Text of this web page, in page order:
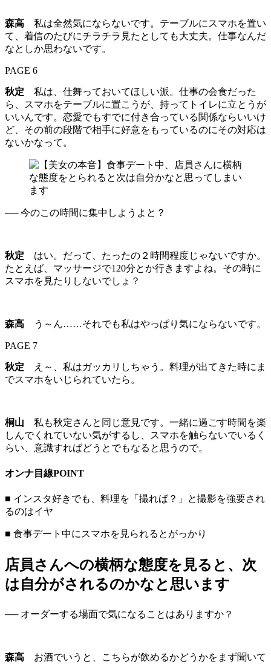
森高 私は全然気にならないです。テーブルにスマホを置い
て、着信のたびにチラチラ見たとしても大丈夫。仕事なんだ
なとしか思わないです。
PAGE 6
秋定 私は、仕舞っておいてほしい派。仕事の会食だった
ら、スマホをテーブルに置こうが、持ってトイレに立とうが
いいんです。恋愛でもすでに付き合っている関係ならいいけ
ど、その前の段階で相手に好意をもっているのにその対応は
ないかなって。
── 今のこの時間に集中しようよと？
秋定 はい。だって、たったの２時間程度じゃないですか。
たとえば、マッサージで120分とか行きますよね。その時に
スマホを見たりしないでしょ？
森高 う～ん……それでも私はやっぱり気にならないです。
PAGE 7
秋定
え～、私はガッカリしちゃう。料理が出てきた時にま
でスマホをいじられていたら。
桐山 私も秋定さんと同じ意見です。一緒に過ごす時間を楽
しんでくれていない気がするし、スマホを触らないでいるく
らい、意識すればどうとでもなると思うので。
オンナ目線POINT
■ インスタ好きでも、料理を「撮れば？」と撮影を強要され
るのはイヤ
■ 食事デート中にスマホを見られるとがっかり
店員さんへの横柄な態度を見ると、次
は自分がされるのかなと思います
── オーダーする場面で気になることはありますか？
森高 お酒でいうと、こちらが飲めるかどうかをまず聞いて